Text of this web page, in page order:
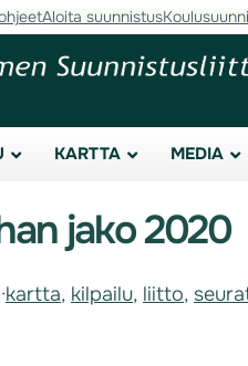
Aloita suunnistus
KARTTA MEDIA
jako 2020
·kartta, kilpailu, liitto,